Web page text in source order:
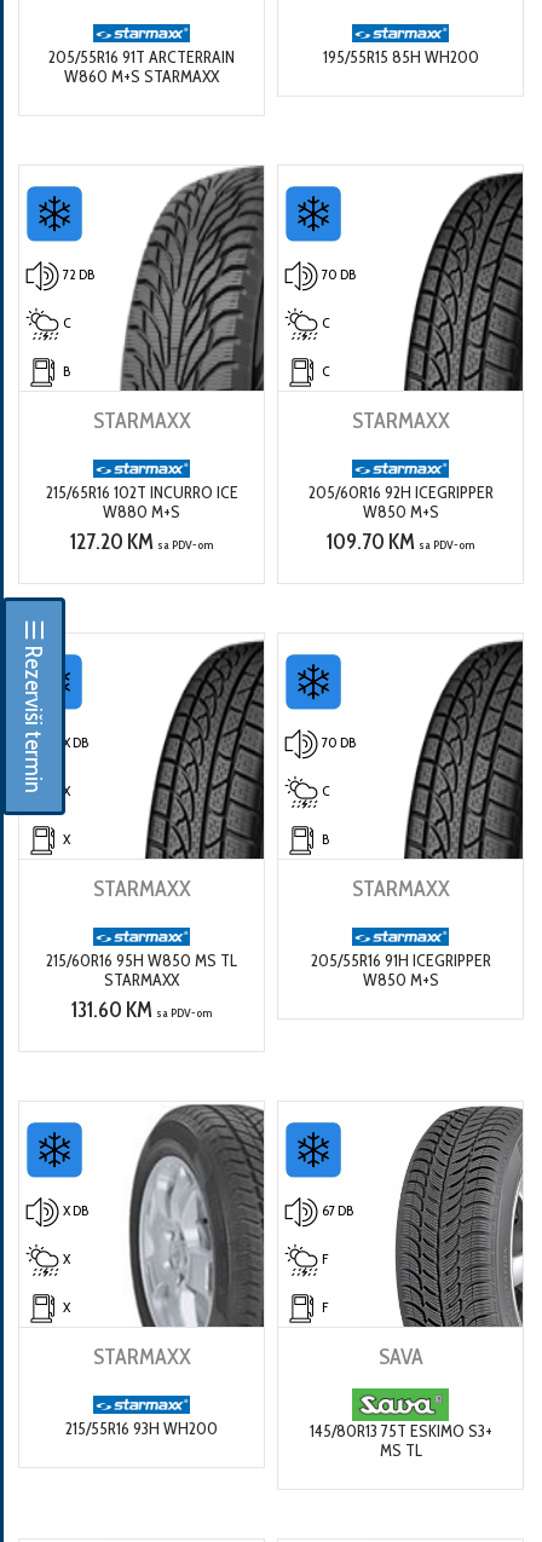
☰ Rezerviši termin
205/55R16 91T ARCTERRAIN
W860 M+S STARMAXX
195/55R15 85H WH200
72 DB
C
B
STARMAXX
215/65R16 102T INCURRO ICE
W880 M+S
127.20 KM sa PDV-om
70 DB
C
C
STARMAXX
205/60R16 92H ICEGRIPPER
W850 M+S
109.70 KM sa PDV-om
X DB
X
X
STARMAXX
215/60R16 95H W850 MS TL
STARMAXX
131.60 KM sa PDV-om
70 DB
C
B
STARMAXX
205/55R16 91H ICEGRIPPER
W850 M+S
X DB
X
X
STARMAXX
215/55R16 93H WH200
67 DB
F
F
SAVA
145/80R13 75T ESKIMO S3+
MS TL